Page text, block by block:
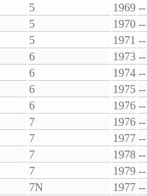
5 1969 --
5 1970 --
5 1971 --
6 1973 --
6 1974 --
6 1975 --
6 1976 --
7 1976 --
7 1977 --
7 1978 --
7 1979 --
7N 1977 --